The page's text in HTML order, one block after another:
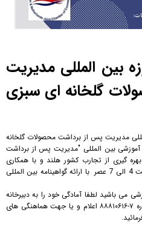
بین المللی مدیریت
گلخانه ای سبزی
مدیریت پس از برداشت محصولات گلخانه
آموزشی بین المللی "مدیریت پس از برداشت
گیری از تجارب کشور هلند و با همکاری
سفارت هلند در ۲۶ مهرماه سال جاری ساعت 4 الی 7 عصر با ارائه گواهینامه بین المللی
می باشید لطفا آمادگی خود را به دبیرخانه
اتاق مشترک بازرگانی ایران و هلند به شماره ۷-۸۸۸۱۰۶۱۶ اعلام و یا جهت هماهنگی های